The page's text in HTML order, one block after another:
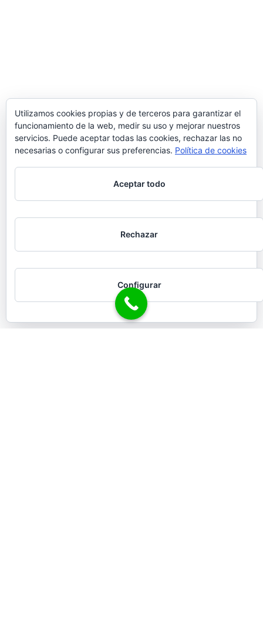
Utilizamos cookies propias y de terceros para garantizar el
funcionamiento de la web, medir su uso y mejorar nuestros
servicios. Puede aceptar todas las cookies, rechazar las no
necesarias o configurar sus preferencias. Política de cookies
Aceptar todo
Rechazar
Configurar